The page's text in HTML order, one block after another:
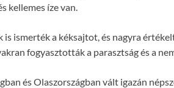
kellemes íze van.
is ismerték a kéksajtot, és nagyra
fogyasztották a parasztság és a
és Olaszországban vált igazán